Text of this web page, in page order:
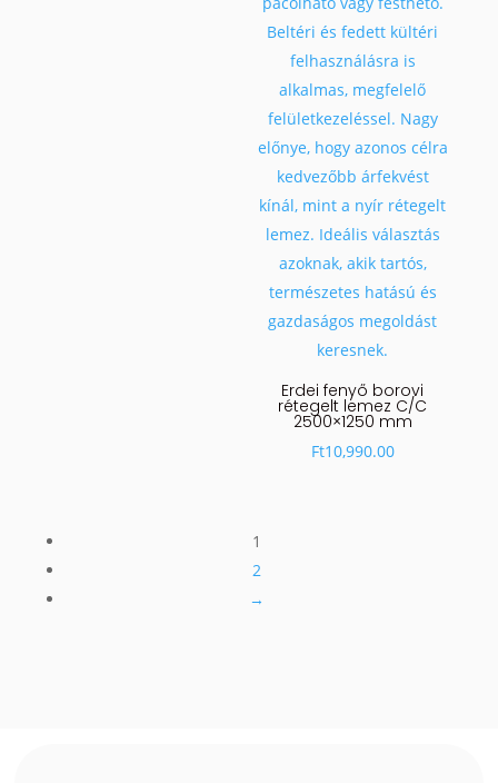
Erdei fenyő borovi
rétegelt lemez C/C
2500×1250 mm
Ft10,990.00
1
2
→